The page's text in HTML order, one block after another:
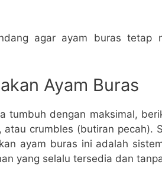
agar ayam buras tetap
Ayam Buras
tumbuh dengan maksimal,
crumbles (butiran pecah).
ayam buras ini adalah
yang selalu tersedia dan